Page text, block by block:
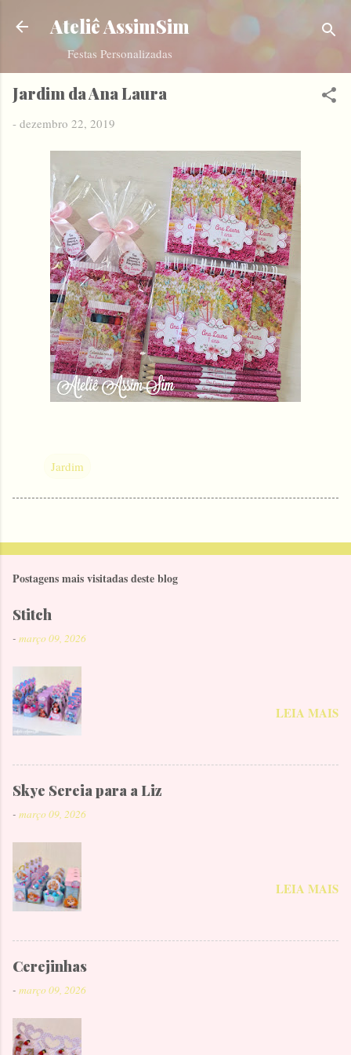
Pular para o conteúdo principal
Ateliê AssimSim
Festas Personalizadas
Jardim da Ana Laura
- dezembro 22, 2019
Jardim
Postagens mais visitadas deste blog
Stitch
- março 09, 2026
LEIA MAIS
Skye Sereia para a Liz
- março 09, 2026
LEIA MAIS
Cerejinhas
- março 09, 2026